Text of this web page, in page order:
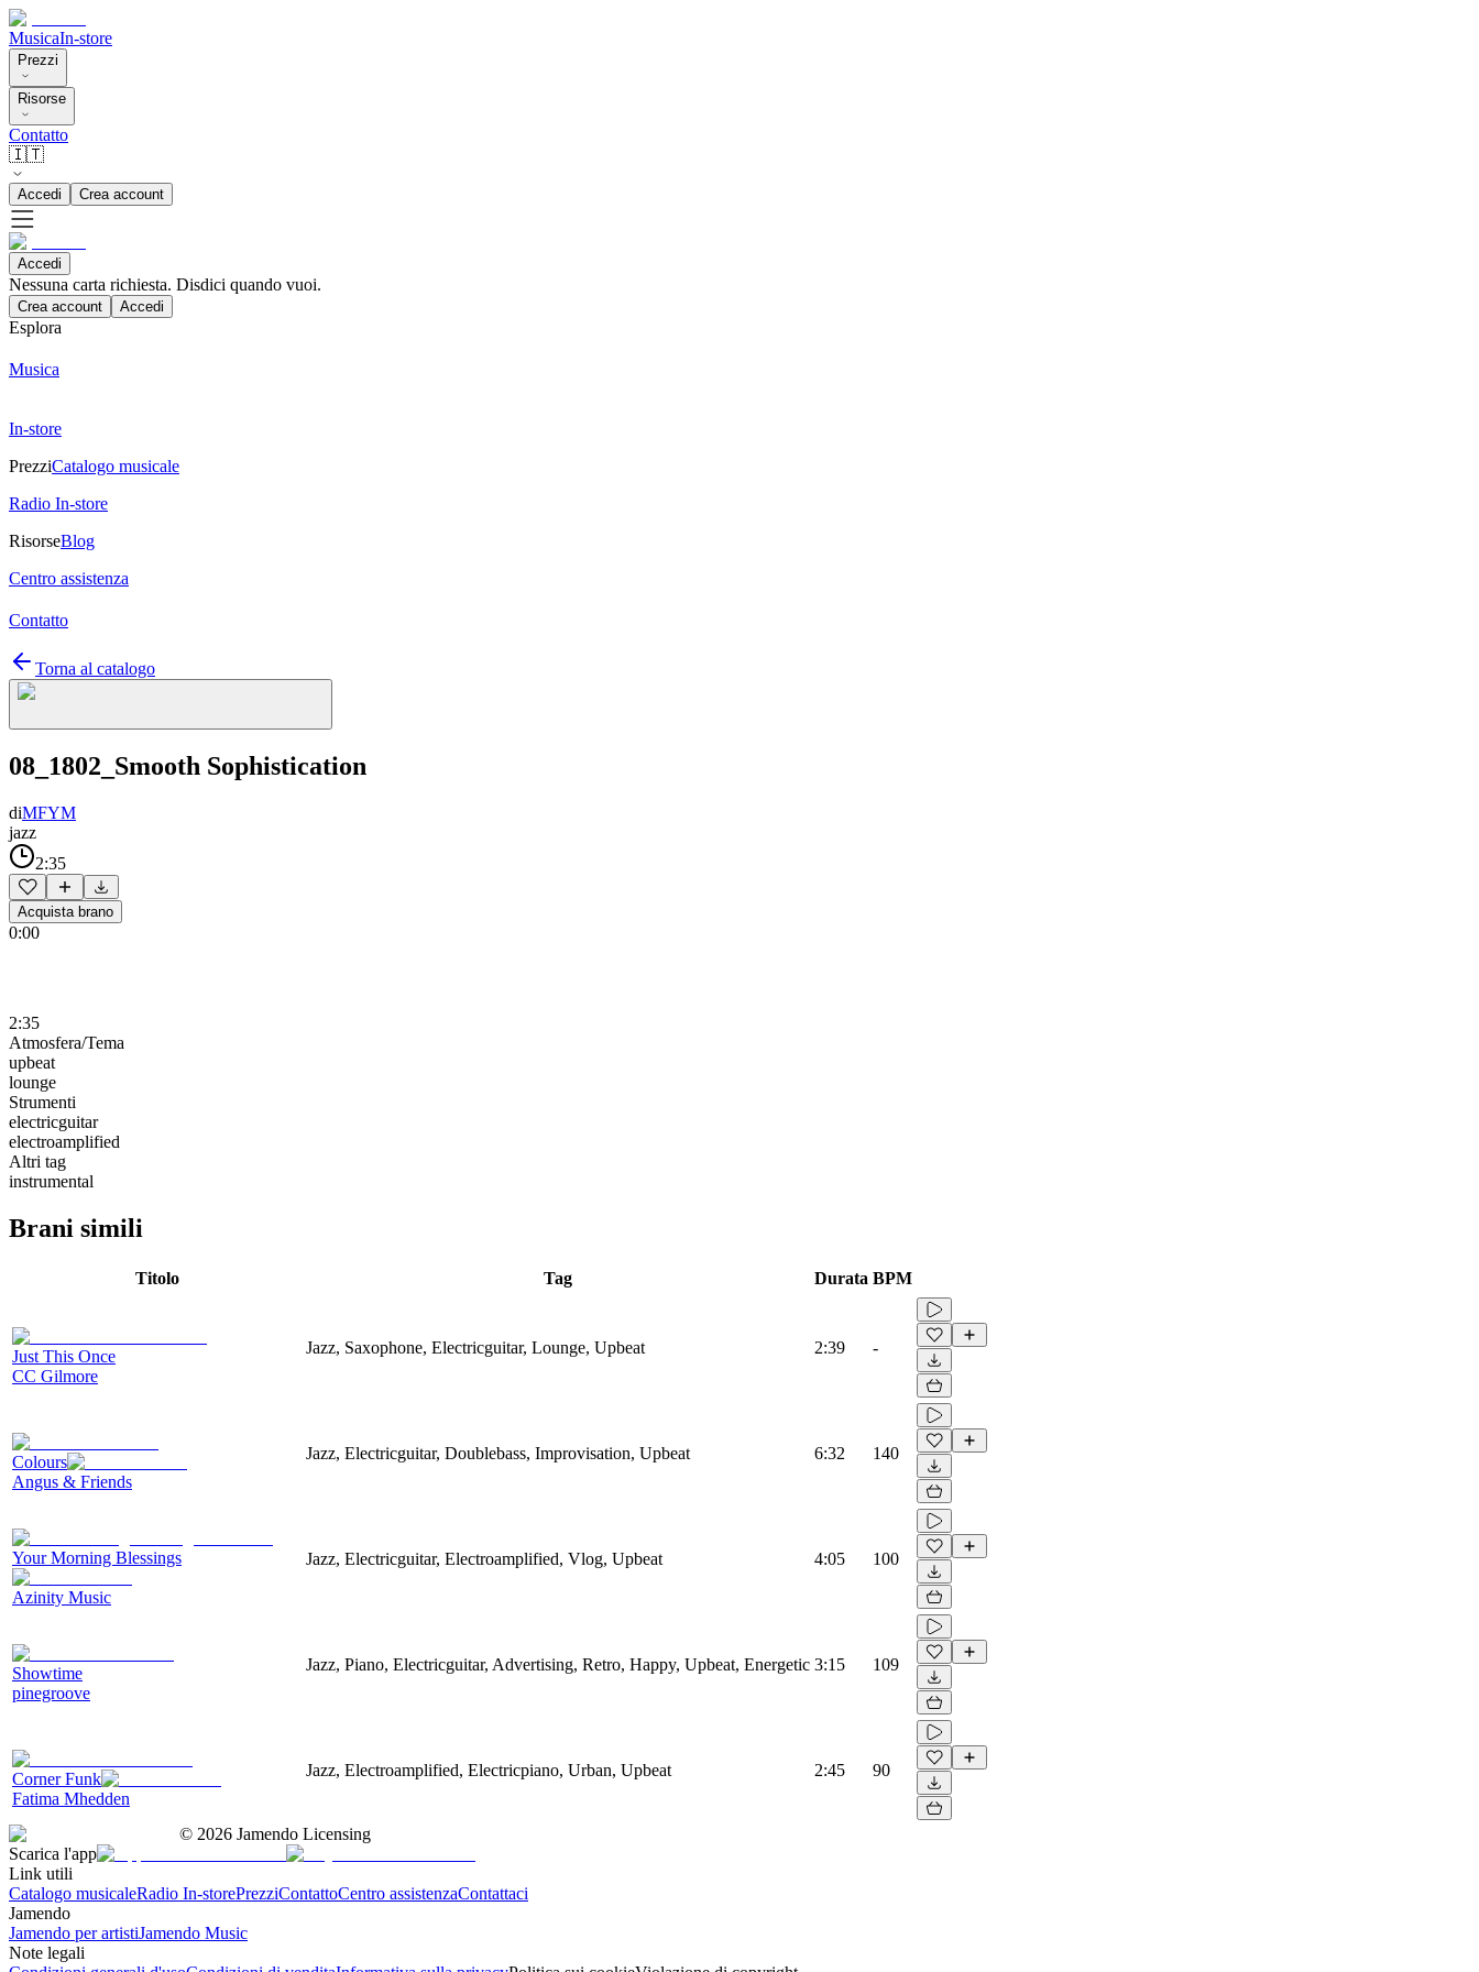
MusicaIn-store
Prezzi
Risorse
Contatto
🇮🇹
Accedi Crea account
Accedi
Nessuna carta richiesta. Disdici quando vuoi.
Crea account Accedi
Esplora
Musica
In-store
PrezziCatalogo musicale
Radio In-store
RisorseBlog
Centro assistenza
Contatto
Torna al catalogo
08_1802_Smooth Sophistication
diMFYM
jazz
2:35
Acquista brano
0:00
2:35
Atmosfera/Tema
upbeat
lounge
Strumenti
electricguitar
electroamplified
Altri tag
instrumental
Brani simili
Titolo Tag Durata BPM
Just This Once
CC Gilmore
Jazz, Saxophone, Electricguitar, Lounge, Upbeat 2:39 -
Colours
Angus & Friends
Jazz, Electricguitar, Doublebass, Improvisation, Upbeat 6:32 140
Your Morning Blessings
Azinity Music
Jazz, Electricguitar, Electroamplified, Vlog, Upbeat 4:05 100
Showtime
pinegroove
Jazz, Piano, Electricguitar, Advertising, Retro, Happy, Upbeat, Energetic 3:15 109
Corner Funk
Fatima Mhedden
Jazz, Electroamplified, Electricpiano, Urban, Upbeat 2:45 90
© 2026 Jamendo Licensing
Scarica l'app
Link utili
Catalogo musicaleRadio In-storePrezziContattoCentro assistenzaContattaci
Jamendo
Jamendo per artistiJamendo Music
Note legali